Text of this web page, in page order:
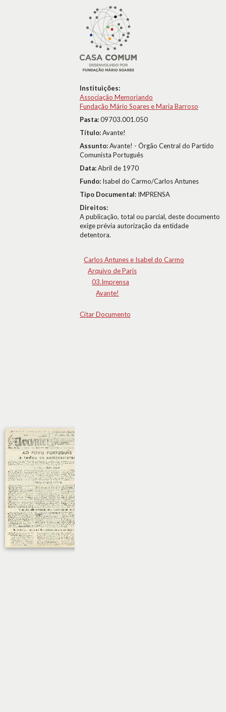
Instituições:
Associação Memoriando
Fundação Mário Soares e Maria Barroso
Pasta:09703.001.050
Título:Avante!
Assunto:Avante! - Órgão Central do Partido
Comunista Português
Data:Abril de 1970
Fundo: Isabel do Carmo/Carlos Antunes
Tipo Documental: IMPRENSA
Direitos:
A publicação, total ou parcial, deste documento
exige prévia autorização da entidade
detentora.
Carlos Antunes e Isabel do Carmo
Arquivo de Paris
03.Imprensa
Avante!
Citar Documento